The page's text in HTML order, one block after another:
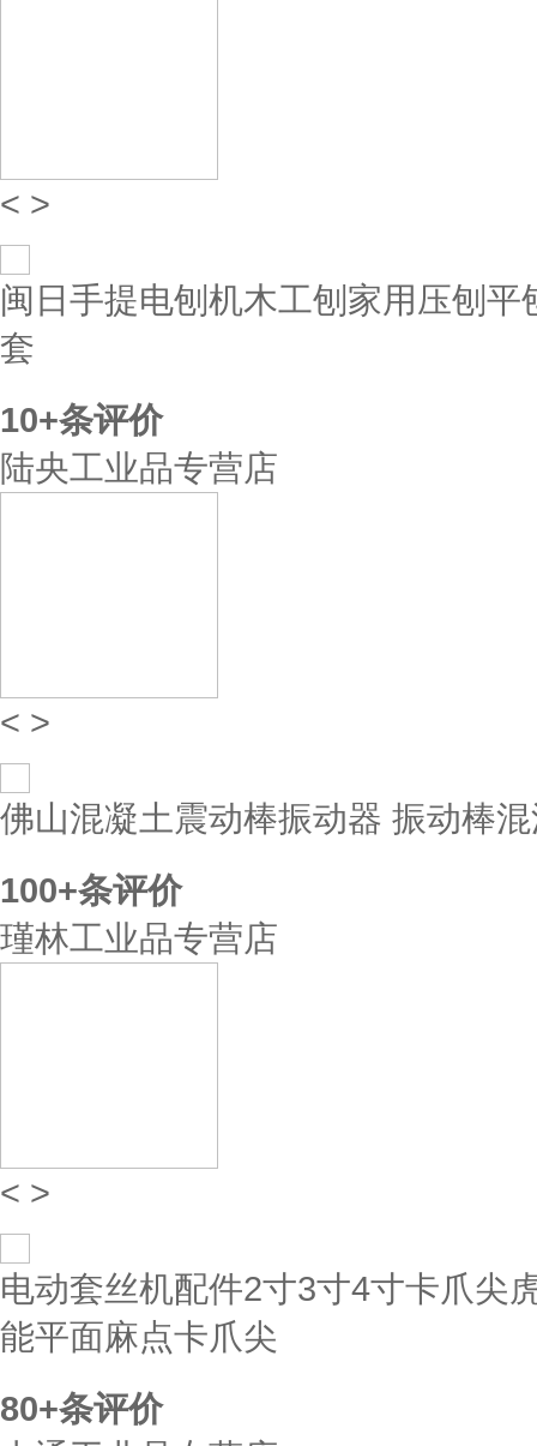
< >
闽日手提电刨机木工刨家用压刨
套
10+条评价
陆央工业品专营店
< >
佛山混凝土震动棒振动器 振动棒
100+条评价
瑾林工业品专营店
< >
电动套丝机配件2寸3寸4寸卡爪尖
能平面麻点卡爪尖
80+条评价